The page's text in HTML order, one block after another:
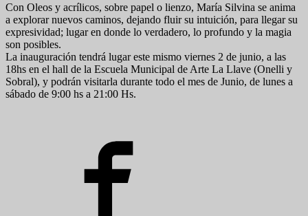
Con Oleos y acrílicos, sobre papel o lienzo, María Silvina se anima
a explorar nuevos caminos, dejando fluir su intuición, para llegar su
expresividad; lugar en donde lo verdadero, lo profundo y la magia
son posibles.
La inauguración tendrá lugar este mismo viernes 2 de junio, a las
18hs en el hall de la Escuela Municipal de Arte La Llave (Onelli y
Sobral), y podrán visitarla durante todo el mes de Junio, de lunes a
sábado de 9:00 hs a 21:00 Hs.